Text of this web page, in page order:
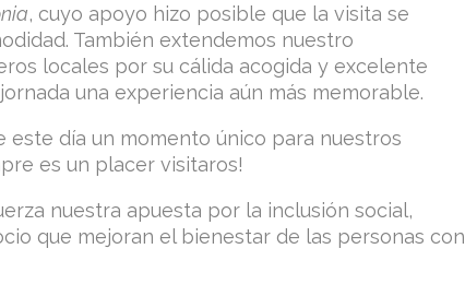
, cuyo apoyo hizo posible que la visita se
También extendemos nuestro
locales por su cálida acogida y excelente
una experiencia aún más memorable.
este día un momento único para nuestros
es un placer visitaros!
nuestra apuesta por la inclusión social,
que mejoran el bienestar de las personas con